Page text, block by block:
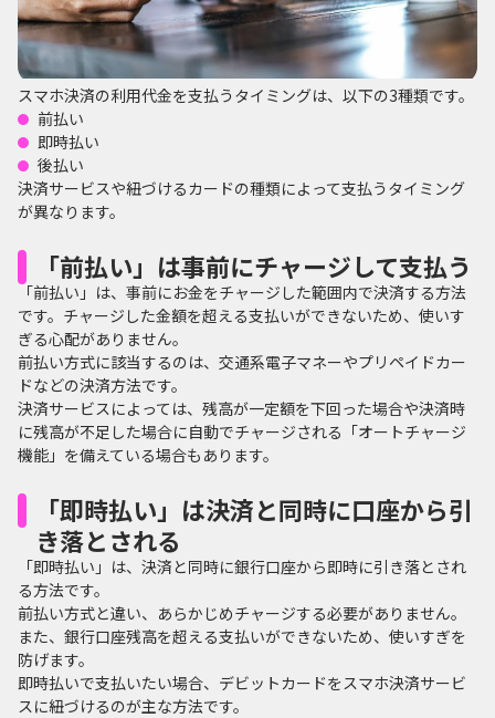
スマホ決済の利用代金を支払うタイミングは、以下の3種類です。
前払い
即時払い
後払い
決済サービスや紐づけるカードの種類によって支払うタイミング
が異なります。
「前払い」は事前にチャージして支払う
「前払い」は、事前にお金をチャージした範囲内で決済する方法
です。チャージした金額を超える支払いができないため、使いす
ぎる心配がありません。
前払い方式に該当するのは、交通系電子マネーやプリペイドカー
ドなどの決済方法です。
決済サービスによっては、残高が一定額を下回った場合や決済時
に残高が不足した場合に自動でチャージされる「オートチャージ
機能」を備えている場合もあります。
「即時払い」は決済と同時に口座から引
き落とされる
「即時払い」は、決済と同時に銀行口座から即時に引き落とされ
る方法です。
前払い方式と違い、あらかじめチャージする必要がありません。
また、銀行口座残高を超える支払いができないため、使いすぎを
防げます。
即時払いで支払いたい場合、デビットカードをスマホ決済サービ
スに紐づけるのが主な方法です。